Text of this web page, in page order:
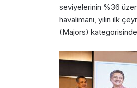
seviyelerinin %36
havalimanı, yılın ilk
(Majors) kategorisinde